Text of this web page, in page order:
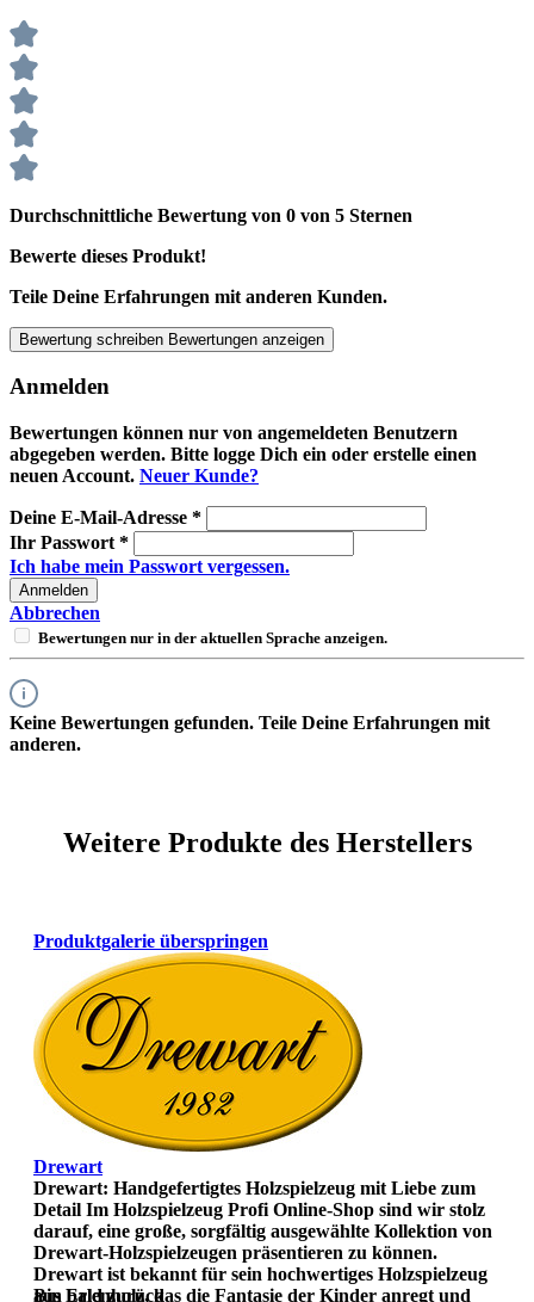
Durchschnittliche Bewertung von 0 von 5 Sternen
Bewerte dieses Produkt!
Teile Deine Erfahrungen mit anderen Kunden.
Bewertung schreiben Bewertungen anzeigen
Anmelden
Bewertungen können nur von angemeldeten Benutzern
abgegeben werden. Bitte logge Dich ein oder erstelle einen
neuen Account. Neuer Kunde?
Deine E-Mail-Adresse *
Ihr Passwort *
Ich habe mein Passwort vergessen.
Anmelden
Abbrechen
Bewertungen nur in der aktuellen Sprache anzeigen.
Keine Bewertungen gefunden. Teile Deine Erfahrungen mit
anderen.
Weitere Produkte des Herstellers
Produktgalerie überspringen
Drewart
Drewart: Handgefertigtes Holzspielzeug mit Liebe zum
Detail Im Holzspielzeug Profi Online-Shop sind wir stolz
darauf, eine große, sorgfältig ausgewählte Kollektion von
Drewart-Holzspielzeugen präsentieren zu können.
Drewart ist bekannt für sein hochwertiges Holzspielzeug
aus Erlenholz, das die Fantasie der Kinder anregt und
Bin bald zurück